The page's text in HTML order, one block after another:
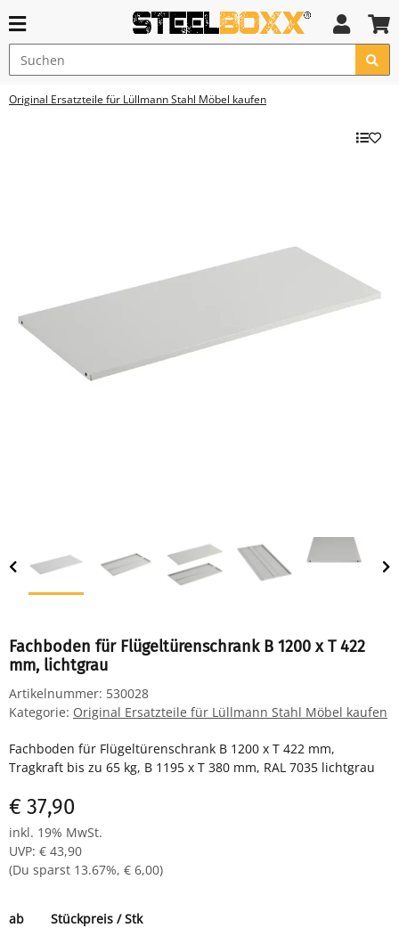
Original Ersatzteile für Lüllmann Stahl Möbel kaufen
Fachboden für Flügeltürenschrank B 1200 x T 422
mm, lichtgrau
Artikelnummer: 530028
Kategorie: Original Ersatzteile für Lüllmann Stahl Möbel kaufen
Fachboden für Flügeltürenschrank B 1200 x T 422 mm,
Tragkraft bis zu 65 kg, B 1195 x T 380 mm, RAL 7035 lichtgrau
€ 37,90
inkl. 19% MwSt.
UVP: € 43,90
(Du sparst 13.67%, € 6,00)
ab
Stückpreis / Stk